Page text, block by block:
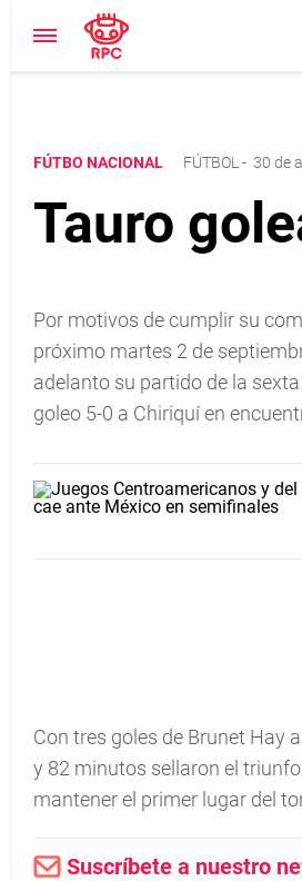
FÚTBO NACIONAL FÚTBOL - 30 de
Tauro
Por motivos de cumplir su
próximo martes 2 de
adelanto su partido de la
goleo 5-0 a Chiriquí en
Con tres goles de Brunet Hay
y 82 minutos sellaron el
mantener el primer lugar del
Suscríbete a nuestro